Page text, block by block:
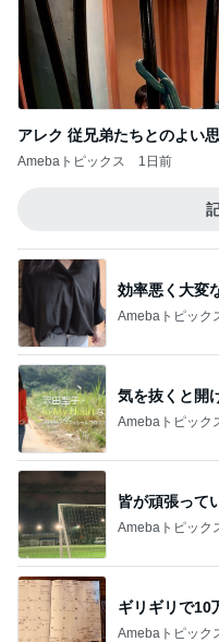
アレク 従兄弟たちとのよい
Amebaトピックス 1日前
効率悪く大変
Amebaトピック
気を抜くと開
Amebaトピック
皆が頑張って
Amebaトピック
ギリギリで10
Amebaトピック